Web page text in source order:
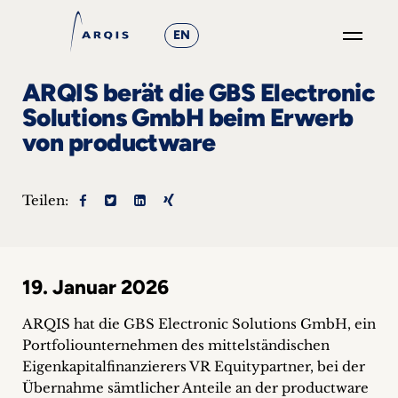
EN
Fokusgruppen
+
Events
+
Karriere
ARQIS berät die GBS Electronic
Solutions GmbH beim Erwerb
von productware
Teilen:
19. Januar 2026
ARQIS hat die GBS Electronic Solutions GmbH, ein
Portfoliounternehmen des mittelständischen
Eigenkapitalfinanzierers VR Equitypartner, bei der
Übernahme sämtlicher Anteile an der productware